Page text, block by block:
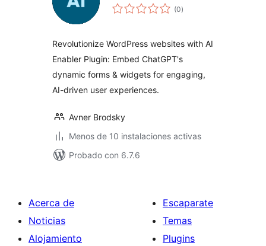
(0total
de
)
Revolutionize WordPress websites with AI
Enabler Plugin: Embed ChatGPT's
dynamic forms & widgets for engaging,
AI-driven user experiences.
Avner Brodsky
Menos de 10 instalaciones activas
Probado con 6.7.6
Acerca de
Noticias
Alojamiento
Escaparate
Temas
Plugins